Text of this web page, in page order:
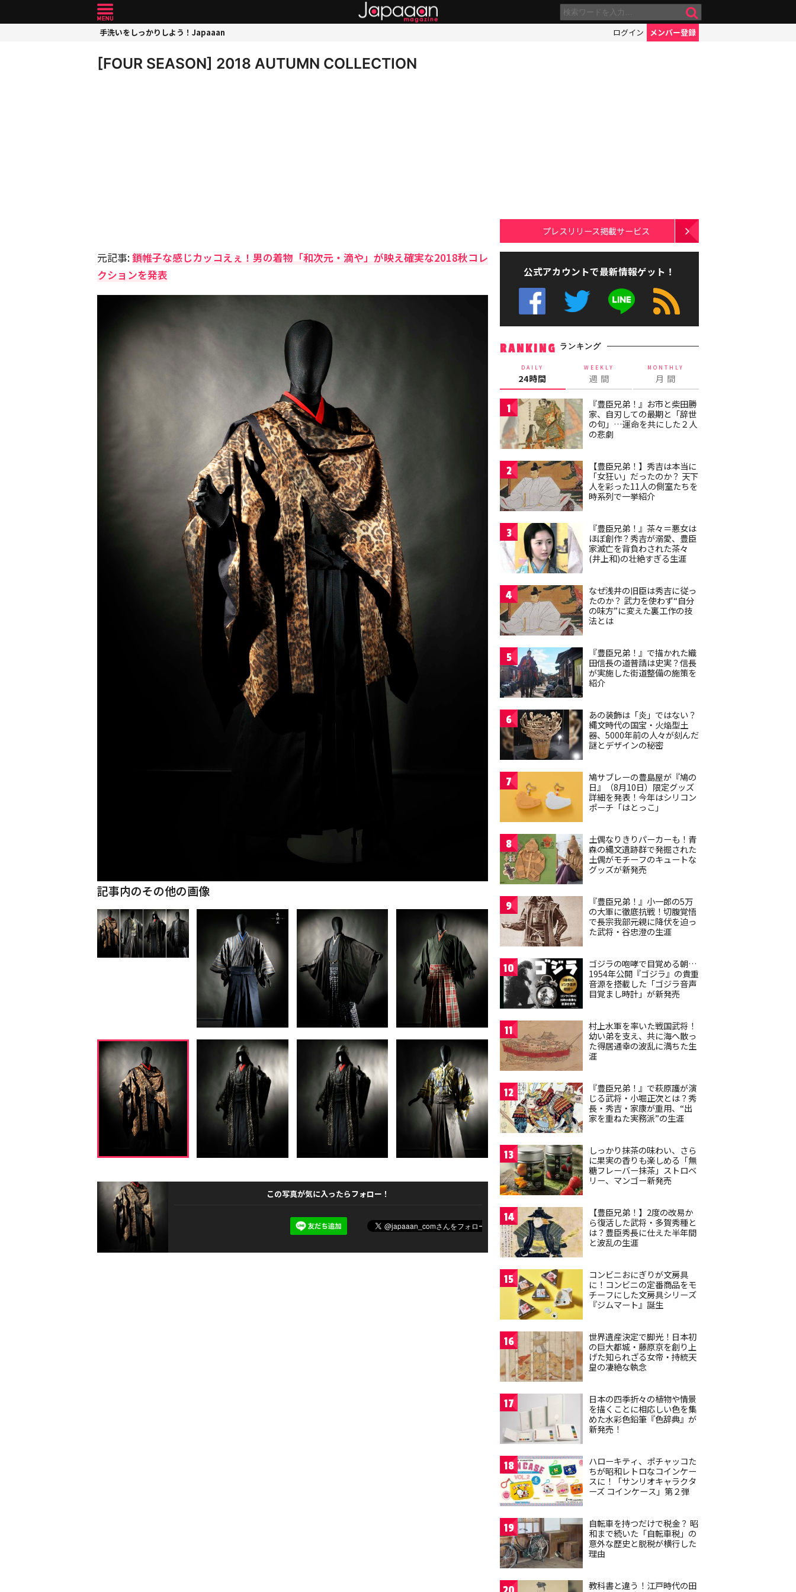
手洗いをしっかりしよう！Japaaan ログイン メンバー登録
[FOUR SEASON] 2018 AUTUMN COLLECTION
元記事:鎖帷子な感じカッコえぇ！男の着物「和次元・滴や」が映え確実な2018秋コレ
クションを発表
記事内のその他の画像
この写真が気に入ったらフォロー！
プレスリリース掲載サービス
公式アカウントで最新情報ゲット！
RANKING ランキング
DAILY
24時間
WEEKLY
週 間
MONTHLY
月 間
1
『豊臣兄弟！』お市と柴田勝
家、自刃しての最期と「辞世
の句」…運命を共にした２人
の悲劇
2
【豊臣兄弟！】秀吉は本当に
「女狂い」だったのか？ 天下
人を彩った11人の側室たちを
時系列で一挙紹介
3
『豊臣兄弟！』茶々＝悪女は
ほぼ創作？秀吉が溺愛、豊臣
家滅亡を背負わされた茶々
(井上和)の壮絶すぎる生涯
4
なぜ浅井の旧臣は秀吉に従っ
たのか？ 武力を使わず“自分
の味方”に変えた裏工作の技
法とは
5
『豊臣兄弟！』で描かれた織
田信長の道普請は史実？信長
が実施した街道整備の施策を
紹介
6
あの装飾は「炎」ではない？
縄文時代の国宝・火焔型土
器、5000年前の人々が刻んだ
謎とデザインの秘密
7
鳩サブレーの豊島屋が『鳩の
日』（8月10日）限定グッズ
詳細を発表！今年はシリコン
ポーチ「はとっこ」
8
土偶なりきりパーカーも！青
森の縄文遺跡群で発掘された
土偶がモチーフのキュートな
グッズが新発売
9
『豊臣兄弟！』小一郎の5万
の大軍に徹底抗戦！切腹覚悟
で長宗我部元親に降伏を迫っ
た武将・谷忠澄の生涯
10
ゴジラの咆哮で目覚める朝…
1954年公開『ゴジラ』の貴重
音源を搭載した「ゴジラ音声
目覚まし時計」が新発売
11
村上水軍を率いた戦国武将！
幼い弟を支え、共に海へ散っ
た得居通幸の波乱に満ちた生
涯
12
『豊臣兄弟！』で萩原護が演
じる武将・小堀正次とは？秀
長・秀吉・家康が重用、“出
家を重ねた実務派”の生涯
13
しっかり抹茶の味わい、さら
に果実の香りも楽しめる「無
糖フレーバー抹茶」ストロベ
リー、マンゴー新発売
14
【豊臣兄弟！】2度の改易か
ら復活した武将・多賀秀種と
は？豊臣秀長に仕えた半年間
と波乱の生涯
15
コンビニおにぎりが文房具
に！コンビニの定番商品をモ
チーフにした文房具シリーズ
『ジムマート』誕生
16
世界遺産決定で脚光！日本初
の巨大都城・藤原京を創り上
げた知られざる女帝・持統天
皇の凄絶な執念
17
日本の四季折々の植物や情景
を描くことに相応しい色を集
めた水彩色鉛筆『色辞典』が
新発売！
18
ハローキティ、ポチャッコた
ちが昭和レトロなコインケー
スに！「サンリオキャラクタ
ーズ コインケース」第２弾
19
自転車を持つだけで税金？ 昭
和まで続いた「自転車税」の
意外な歴史と脱税が横行した
理由
教科書と違う！江戸時代の田